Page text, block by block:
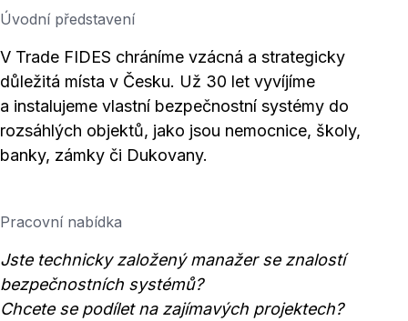
Úvodní představení
V Trade FIDES chráníme vzácná a strategicky
důležitá místa v Česku. Už 30 let vyvíjíme
a instalujeme vlastní bezpečnostní systémy do
rozsáhlých objektů, jako jsou nemocnice, školy,
banky, zámky či Dukovany.
Pracovní nabídka
Jste technicky založený manažer se znalostí
bezpečnostních systémů?
Chcete se podílet na zajímavých projektech?